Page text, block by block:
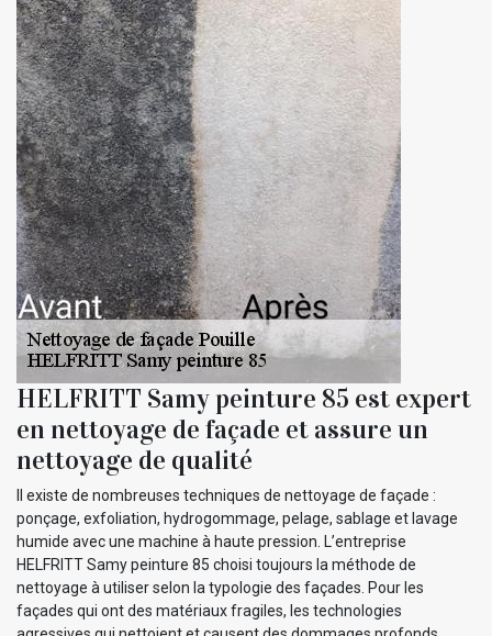
HELFRITT Samy peinture 85 est expert
en nettoyage de façade et assure un
nettoyage de qualité
Il existe de nombreuses techniques de nettoyage de façade :
ponçage, exfoliation, hydrogommage, pelage, sablage et lavage
humide avec une machine à haute pression. L’entreprise
HELFRITT Samy peinture 85 choisi toujours la méthode de
nettoyage à utiliser selon la typologie des façades. Pour les
façades qui ont des matériaux fragiles, les technologies